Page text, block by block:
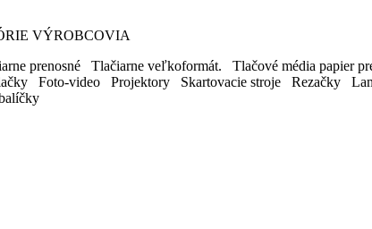
VÝROBCOVIA
prenosné Tlačiarne veľkoformát. Tlačové média papier
Foto-video Projektory Skartovacie stroje Rezačky